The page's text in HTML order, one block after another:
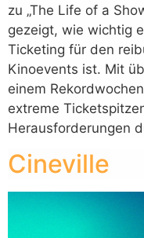
zu „The Life of a
gezeigt, wie wichtig
Ticketing für den
Kinoevents ist. Mit
einem
extreme
Herausforderungen
Cineville